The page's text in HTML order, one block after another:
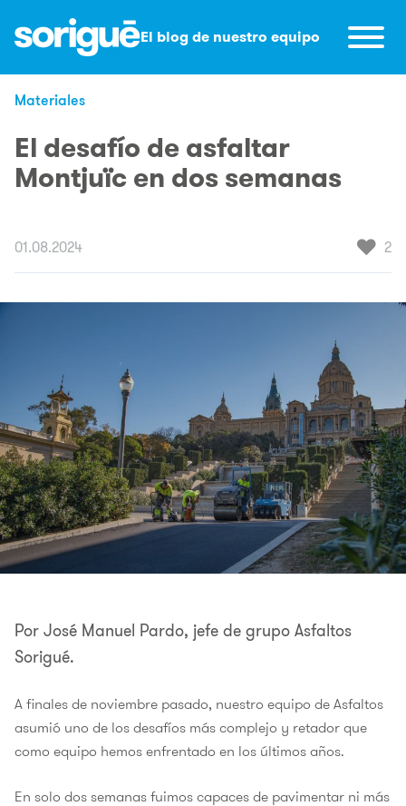
El blog de nuestro equipo
Materiales
El desafío de asfaltar
Montjuïc en dos semanas
01.08.2024 ♥ 2
Por José Manuel Pardo, jefe de grupo Asfaltos
Sorigué.
A finales de noviembre pasado, nuestro equipo de Asfaltos
asumió uno de los desafíos más complejo y retador que
como equipo hemos enfrentado en los últimos años.
En solo dos semanas fuimos capaces de pavimentar ni más